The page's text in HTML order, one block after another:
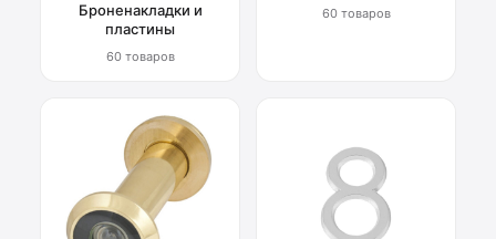
Броненакладки и
пластины
60 товаров
60 товаров